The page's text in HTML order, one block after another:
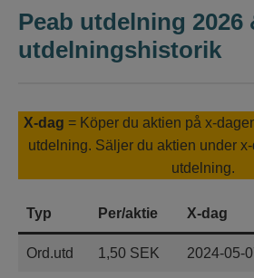
Peab utdelning 2026
utdelningshistorik
X-dag = Köper du aktien på x-
utdelning. Säljer du aktien under x-
utdelning.
Typ Per/aktie X-dag
Ord.utd 1,50 SEK 2024-05-